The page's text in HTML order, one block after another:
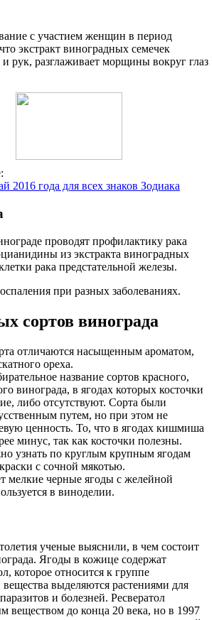
с участием женщин в период
экстракт виноградных семечек
рук, разглаживает морщины вокруг глаз
2016 года для всех знаков Зодиака
проводят профилактику рака
из экстракта виноградных
рака предстательной железы.
при разных заболеваниях.
сортов винограда
отличаются насыщенным ароматом,
ореха.
название сортов красного,
винограда, в ягодах которых косточки
либо отсутствуют. Сорта были
путем, но при этом не
ценность. То, что в ягодах кишмиша
минус, так как косточки полезны.
узнать по круглым крупным ягодам
с сочной мякотью.
мелкие черные ягоды с желейной
в виноделии.
ученые выяснили, в чем состоит
Ягоды в кожице содержат
которое относится к группе
выделяются растениями для
и болезней. Ресвератол
веществом до конца 20 века, но в 1997